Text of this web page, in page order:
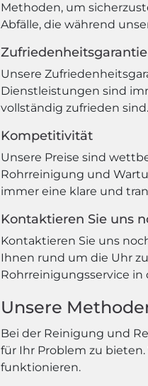
Methoden, um
Abfälle, die während
Zufriedenheitsgarantie
Unsere
Dienstleistungen sind
vollständig zufrieden
Kompetitivität
Unsere Preise sind
Rohrreinigung und
immer eine klare und
Kontaktieren Sie uns
Kontaktieren Sie uns
Ihnen rund um die Uhr
Rohrreinigungsservice in
Unsere
Bei der Reinigung und
für Ihr Problem zu
funktionieren.